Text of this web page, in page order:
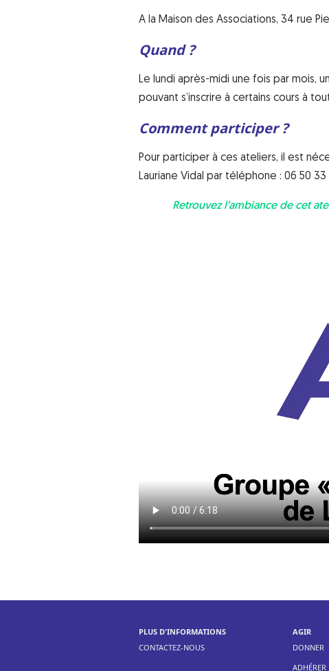
A la Maison des Associations, 34 rue
Quand ?
Le lundi après-midi une fois par mois,
pouvant s’inscrire à certains cours à
Comment participer ?
Pour participer à ces ateliers, il est
Lauriane Vidal par téléphone : 06 50 33
Retrouvez l’ambiance de cet
PLUS D'INFORMATIONS
CONTACTEZ-NOUS
AGIR
DONNER
ADHÉRER